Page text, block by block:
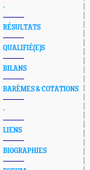
-
RÉSULTATS
QUALIFIÉ(E)S
BILANS
BARÈMES & COTATIONS
-
LIENS
BIOGRAPHIES